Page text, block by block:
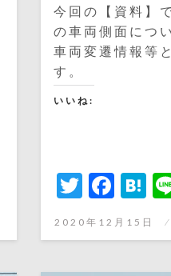
今回の【資料】
の車両側面につ
車両変遷情報等
す。
いいね:
投
日:
2020年12月15日